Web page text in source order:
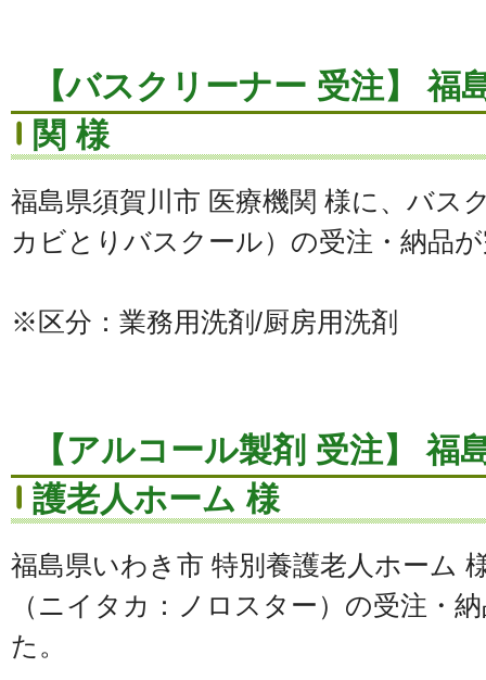
【バスクリーナー 受注】 福
関 様
福島県須賀川市 医療機関 様に、バス
カビとりバスクール）の受注・納品
※区分：業務用洗剤/厨房用洗剤
【アルコール製剤 受注】 福
護老人ホーム 様
福島県いわき市 特別養護老人ホー
（ニイタカ：ノロスター）の受注・
た。